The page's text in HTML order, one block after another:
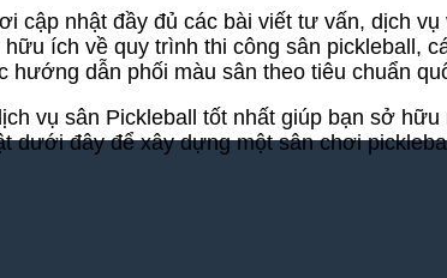
cập nhật đầy đủ các bài viết tư vấn, dịch
ích về quy trình thi công sân pickleball,
dẫn phối màu sân theo tiêu chuẩn
vụ sân Pickleball tốt nhất giúp bạn sở
dưới đây để xây dựng một sân chơi